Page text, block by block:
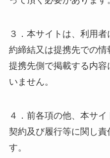
３．本サイトは、利用
約締結又は提携先での情
提携先側で掲載する内
いません。
４．前各項の他、本サ
契約及び履行等に関し責
す。